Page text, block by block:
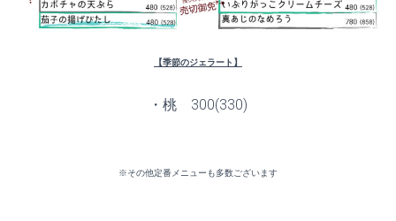
【季節のジェラート】
・桃 300(330)
※その他定番メニューも多数ございます